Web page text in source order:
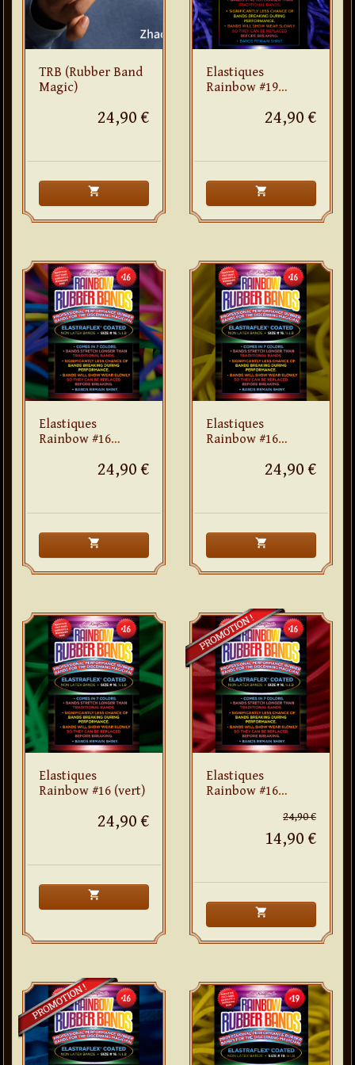
TRB (Rubber Band
Magic)
24,90 €
shopping_cart
Elastiques
Rainbow #19
24,90 €
shopping_cart
Elastiques
Rainbow #16
24,90 €
shopping_cart
Elastiques
Rainbow #16
24,90 €
shopping_cart
Elastiques
Rainbow #16 (vert)
24,90 €
shopping_cart
Elastiques
Rainbow #16
24,90 €
14,90 €
shopping_cart